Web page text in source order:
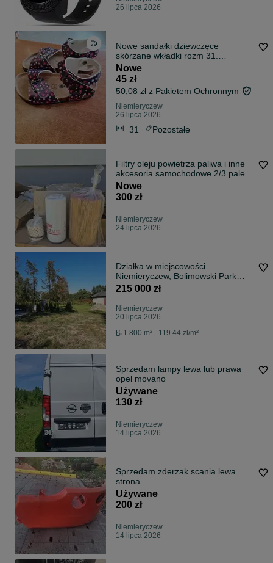
26 lipca 2026
Nowe sandałki dziewczęce
skórzane wkładki rozm 31.
Youngstyle
Nowe
45 zł
50,08 zł z Pakietem Ochronnym
Niemieryczew
26 lipca 2026
31 Pozostałe
Filtry oleju powietrza paliwa i inne
akcesoria samochodowe 2/3 palety
Fleetguard
Nowe
300 zł
Niemieryczew
24 lipca 2026
Działka w miejscowości
Niemieryczew, Bolimowski Park
Krajobrazowy
215 000 zł
Niemieryczew
20 lipca 2026
1 800 m² - 119.44 zł/m²
Sprzedam lampy lewa lub prawa
opel movano
Używane
130 zł
Niemieryczew
14 lipca 2026
Sprzedam zderzak scania lewa
strona
Używane
200 zł
Niemieryczew
14 lipca 2026